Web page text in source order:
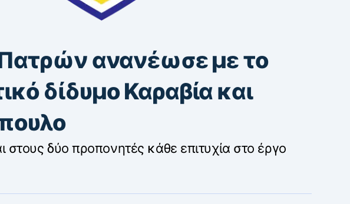
ανανέωσε με το
δίδυμο Καραβία και
στους δύο προπονητές κάθε επιτυχία στο έργο